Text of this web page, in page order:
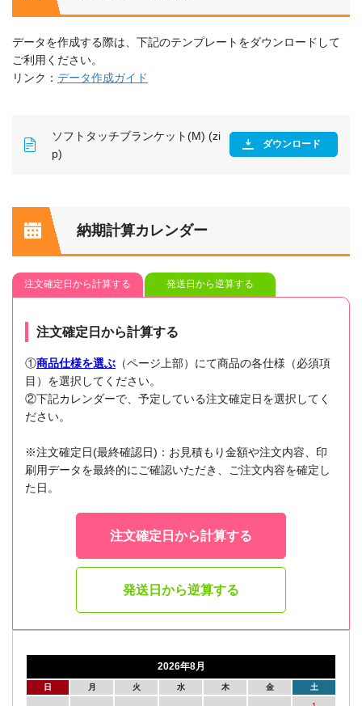
データを作成する際は、下記のテンプレートをダウンロードして
ご利用ください。
リンク： データ作成ガイド
ソフトタッチブランケット(M) (zi
p)
ダウンロード
納期計算カレンダー
注文確定日から計算する 発送日から逆算する
注文確定日から計算する
①商品仕様を選ぶ （ページ上部）にて商品の各仕様（必須項
目）を選択してください。
②下記カレンダーで、予定している注文確定日を選択してく
ださい。
※注文確定日(最終確認日)：お見積もり金額や注文内容、印
刷用データを最終的にご確認いただき、ご注文内容を確定し
た日。
注文確定日から計算する
発送日から逆算する
2026年8月
日 月 火 水 木 金 土